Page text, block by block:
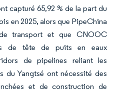
capturé 65,92 % de la part du
en 2025, alors que PipeChina
transport et que CNOOC
de tête de puits en eaux
de pipelines reliant les
du Yangtsé ont nécessité des
et de construction de